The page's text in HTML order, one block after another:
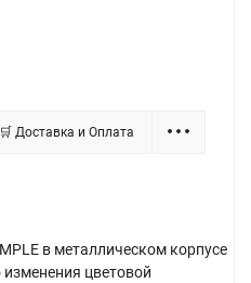
🛒 Доставка и Оплата
в металлическом корпусе
цветовой